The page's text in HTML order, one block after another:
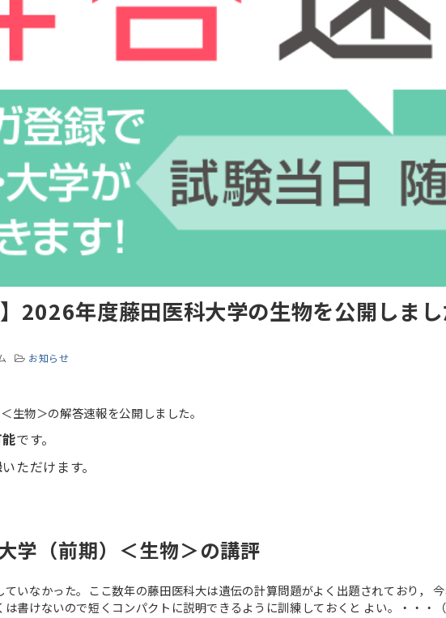
】2026年度藤田医科大学の生物を公開しま
お知らせ
生物＞の解答速報を公開しました。
です。
いただけます。
学（前期）＜生物＞の講評
いなかった。ここ数年の藤田医科大は遺伝の計算問題がよく出題されており，
書けないので短くコンパクトに説明できるように訓練しておくと よい。・・・